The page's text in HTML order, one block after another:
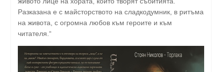
Разказана е с майсторството на сладкодумник, в ритъма
на живота, с огромна любов към героите и към
читателя.“